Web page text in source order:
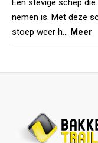
Een stevige schep
nemen is. Met deze
stoep weer h… Meer